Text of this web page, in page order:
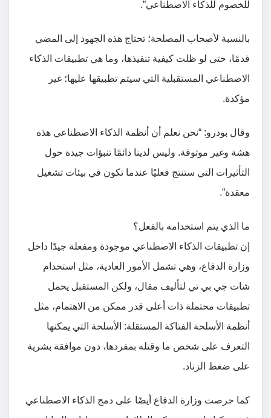
للخصوم للذكاء الاصطناعي”.
بالنسبة لأصحاب المصلحة؛ تحتاج هذه الجهود إلى المضي
قدمًا، حتى لو ظلت كيفية تنفيذها، وما هي تطبيقات الذكاء
الاصطناعي المستقبلية التي سيتم تطبيقها عليها؛ غير
مؤكدة.
وقال بودرو: “نحن نعلم أن أنظمة الذكاء الاصطناعي هذه
هشة وغير موثوقة. وليس لدينا دائمًا تنبؤات جيدة حول
التأثيرات التي ستنتج فعليًا عندما تكون في بيئات تشغيل
معقدة”.
ما الذي يتم استخدامه بالفعل؟
إن تطبيقات الذكاء الاصطناعي موجودة ومفعلة جيدًا داخل
وزارة الدفاع، وهي تشمل الأمور العادية، مثل استخدام
شات جي بي تي لتأليف مقال، ولكن المستقبل يحمل
تطبيقات محتملة ذات أعلى قدر ممكن من الاهتمام، مثل
أنظمة الأسلحة الفتاكة المستقلة: الأسلحة التي يمكنها
التعرف على شخص ما وقتله بمفردها، دون موافقة بشرية
على ضغط الزناد.
كما حرصت وزارة الدفاع أيضًا على دمج الذكاء الاصطناعي